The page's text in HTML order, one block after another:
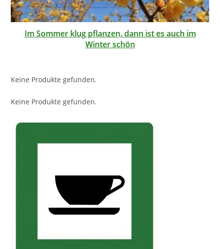
Im Sommer klug pflanzen, dann ist es auch im
Winter schön
Keine Produkte gefunden.
Keine Produkte gefunden.